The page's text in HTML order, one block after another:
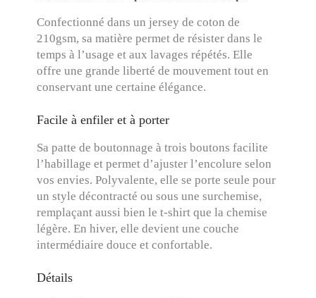
Confectionné dans un jersey de coton de
210gsm, sa matière permet de résister dans le
temps à l’usage et aux lavages répétés. Elle
offre une grande liberté de mouvement tout en
conservant une certaine élégance.
Facile à enfiler et à porter
Sa patte de boutonnage à trois boutons facilite
l’habillage et permet d’ajuster l’encolure selon
vos envies. Polyvalente, elle se porte seule pour
un style décontracté ou sous une surchemise,
remplaçant aussi bien le t-shirt que la chemise
légère. En hiver, elle devient une couche
intermédiaire douce et confortable.
Détails